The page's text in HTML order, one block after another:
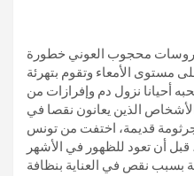
محجوب العوني خطورة
مستوى الأمعاء وتقوم بتهرئة
أحيانا نزول دم وإفرازات من
الذين يعانون نقصا في
قديمة، اختفت من تونس
أن تعود للظهور في الأشهر
بسبب نقص في العناية بنظافة